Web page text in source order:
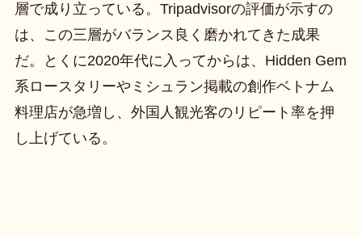
層で成り立っている。Tripadvisorの評価が示すの
は、この三層がバランス良く磨かれてきた成果
だ。とくに2020年代に入ってからは、Hidden Gem
系ロースタリーやミシュラン掲載の創作ベトナム
料理店が急増し、外国人観光客のリピート率を押
し上げている。